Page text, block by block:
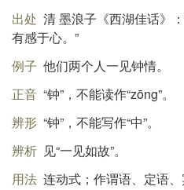
出处 清 墨浪子《西湖佳话》
有感于心。”
例子 他们两个人一见钟情。
正音 “钟”，不能读作“zōng”。
辨形 “钟”，不能写作“中”。
辨析 见“一见如故”。
用法 连动式；作谓语、定语、